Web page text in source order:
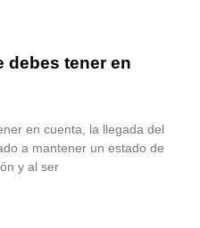
debes tener en
en cuenta, la llegada del
a mantener un estado de
y al ser